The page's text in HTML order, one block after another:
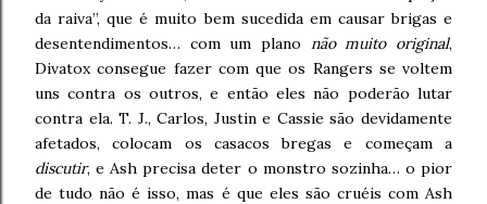
da raiva”, que é muito bem sucedida em causar brigas e
desentendimentos… com um plano não muito original,
Divatox consegue fazer com que os Rangers se voltem
uns contra os outros, e então eles não poderão lutar
contra ela. T. J., Carlos, Justin e Cassie são devidamente
afetados, colocam os casacos bregas e começam a
discutir, e Ash precisa deter o monstro sozinha… o pior
de tudo não é isso, mas é que eles são cruéis com Ash